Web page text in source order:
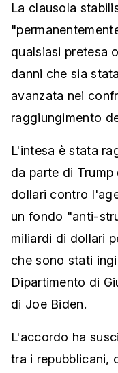
La clausola
qualsiasi pretesa
danni che sia
avanzata nei
raggiungimento
L'intesa è stata
da parte di Trump
dollari contro
un fondo "anti-
miliardi di dollari
che sono stati
Dipartimento di
di Joe Biden.
L'accordo ha
tra i repubblicani,